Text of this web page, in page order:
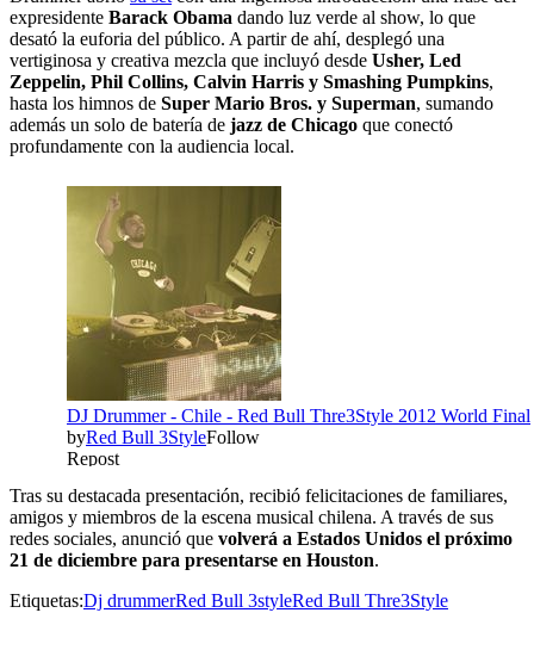
expresidente Barack Obama dando luz verde al show, lo que
desató la euforia del público. A partir de ahí, desplegó una
vertiginosa y creativa mezcla que incluyó desde Usher, Led
Zeppelin, Phil Collins, Calvin Harris y Smashing Pumpkins,
hasta los himnos de Super Mario Bros. y Superman, sumando
además un solo de batería de jazz de Chicago que conectó
profundamente con la audiencia local.
Tras su destacada presentación, recibió felicitaciones de familiares,
amigos y miembros de la escena musical chilena. A través de sus
redes sociales, anunció que volverá a Estados Unidos el próximo
21 de diciembre para presentarse en Houston.
Etiquetas:Dj drummerRed Bull 3styleRed Bull Thre3Style